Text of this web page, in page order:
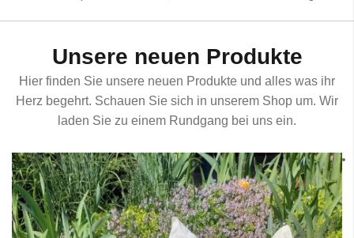
Unsere neuen Produkte
Hier finden Sie unsere neuen Produkte und alles was ihr
Herz begehrt. Schauen Sie sich in unserem Shop um. Wir
laden Sie zu einem Rundgang bei uns ein.